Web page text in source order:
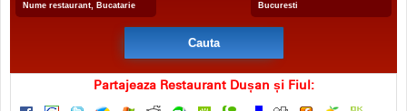
RESTAURANTE CU SPECIFIC
PENSIUNE
BERARIE
SALA EVENIMENTE
FAST FOOD
CATERING
DELIVERY
COFETARIE
Partajeaza Restaurant Dușan și Fiul: